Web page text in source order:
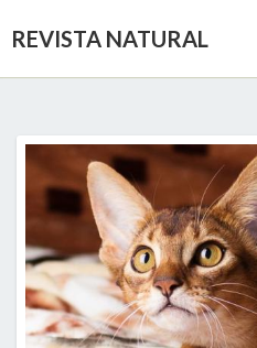
REVISTA NATURAL